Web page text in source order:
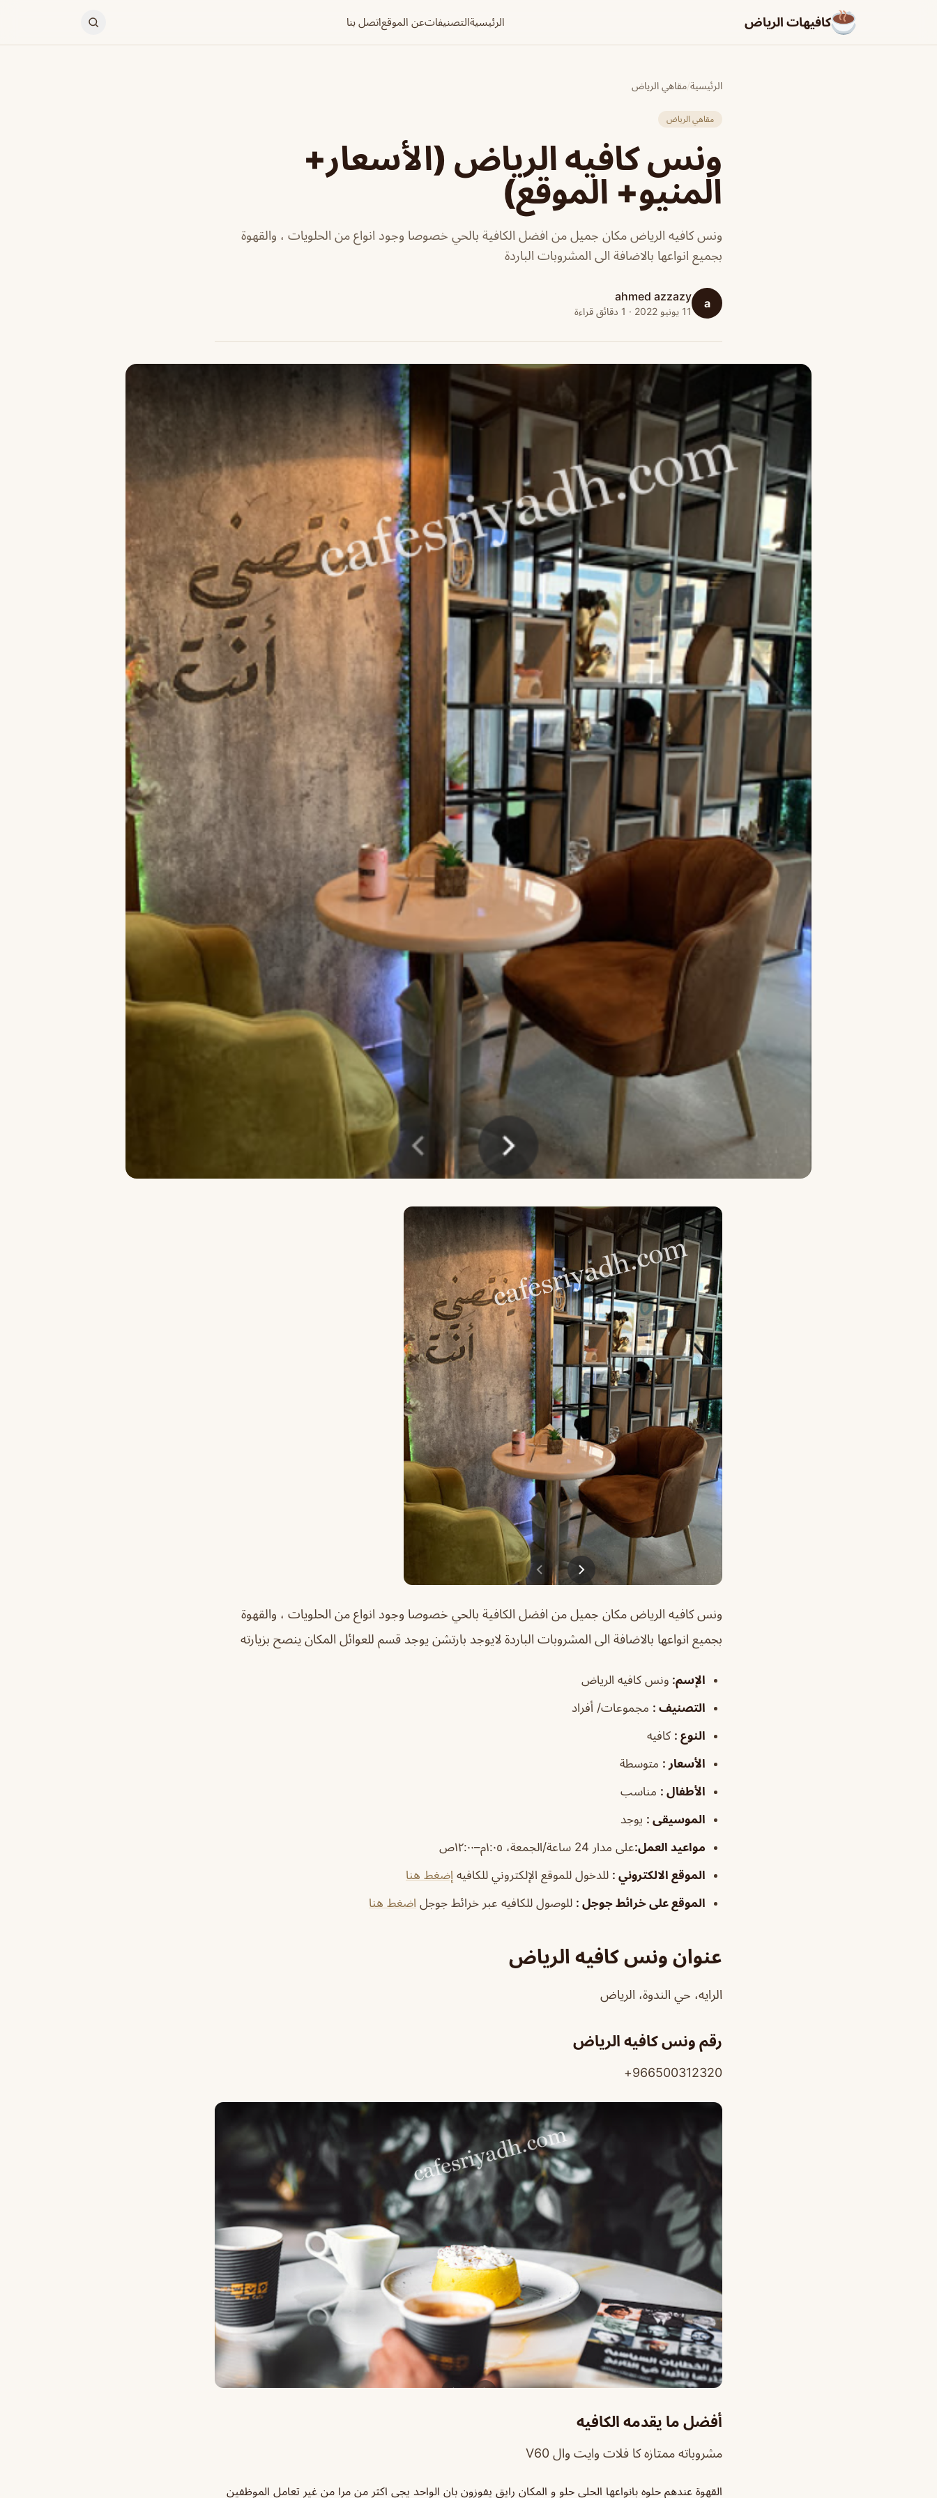
كافيهات الرياض الرئيسيةالتصنيفاتعن الموقعاتصل بنا
الرئيسية/مقاهي الرياض
مقاهي الرياض
ونس كافيه الرياض (الأسعار+
المنيو+ الموقع)
ونس كافيه الرياض مكان جميل من افضل الكافية بالحي خصوصا وجود انواع من الحلويات ، والقهوة
بجميع انواعها بالاضافة الى المشروبات الباردة
a
ahmed azzazy
11 يونيو 2022 · 1 دقائق قراءة
ونس كافيه الرياض مكان جميل من افضل الكافية بالحي خصوصا وجود انواع من الحلويات ، والقهوة
بجميع انواعها بالاضافة الى المشروبات الباردة لايوجد بارتشن يوجد قسم للعوائل المكان ينصح بزيارته
الإسم: ونس كافيه الرياض
التصنيف : مجموعات/ أفراد
النوع : كافيه
الأسعار : متوسطة
الأطفال : مناسب
الموسيقى : يوجد
مواعيد العمل:على مدار 24 ساعة/الجمعة، ١:٠٥م–١٢:٠٠ص
الموقع الالكتروني : للدخول للموقع الإلكتروني للكافيه إضغط هنا
الموقع على خرائط جوجل : للوصول للكافيه عبر خرائط جوجل اضغط هنا
عنوان ونس كافيه الرياض
الرايه، حي الندوة، الرياض
رقم ونس كافيه الرياض
966500312320+
أفضل ما يقدمه الكافيه
مشروباته ممتازه كا فلات وايت وال V60
القهوة عندهم حلوه بانواعها الحلى حلو و المكان رايق يفوزون بان الواحد يجي اكثر من مرا من غير تعامل الموظفين